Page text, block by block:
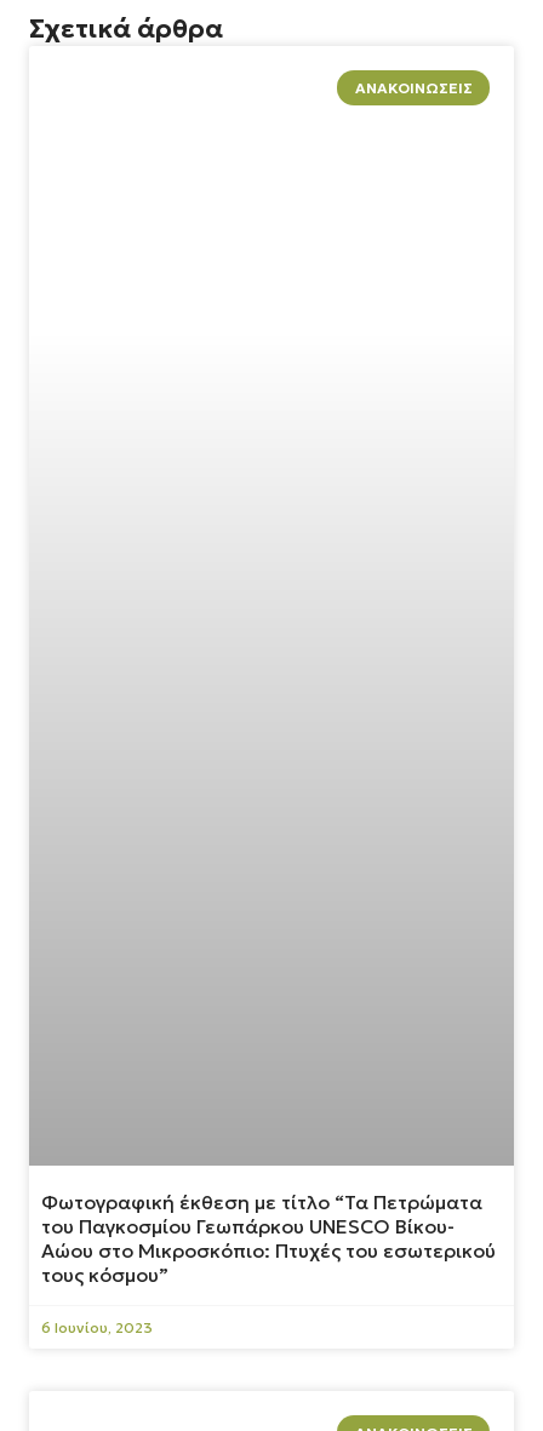
Σχετικά άρθρα
ΑΝΑΚΟΙΝΏΣΕΙΣ
Φωτογραφική έκθεση με τίτλο “Τα Πετρώματα
του Παγκοσμίου Γεωπάρκου UNESCO Βίκου-
Αώου στο Μικροσκόπιο: Πτυχές του εσωτερικού
τους κόσμου”
6 Ιουνίου, 2023